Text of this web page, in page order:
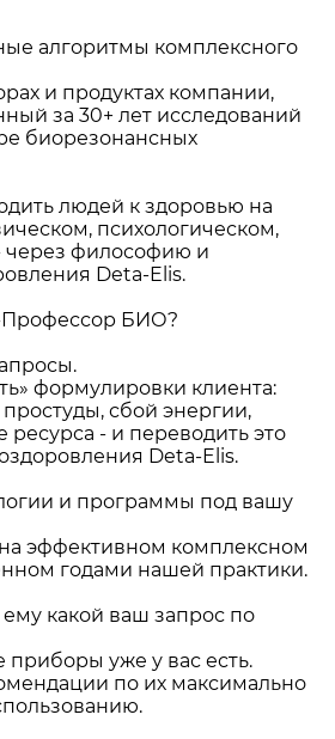
алгоритмы комплексного
и продуктах компании,
за 30+ лет исследований
биорезонансных
людей к здоровью на
психологическом,
через философию и
Deta-Elis.
БИО?
формулировки клиента:
простуды, сбой энергии,
ресурса - и переводить это
Deta-Elis.
и программы под вашу
эффективном комплексном
годами нашей практики.
какой ваш запрос по
приборы уже у вас есть.
по их максимально